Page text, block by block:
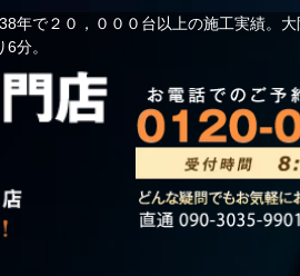
年で２０，０００台以上の施工実績。
分。